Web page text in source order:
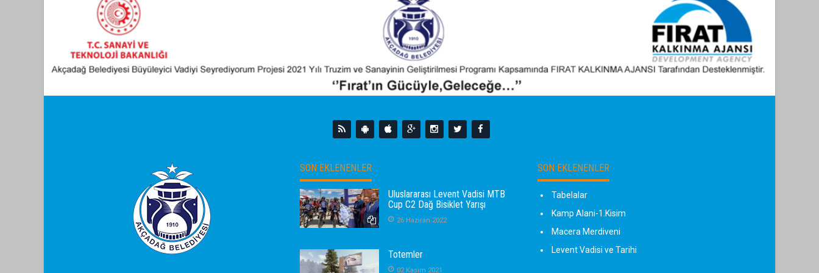
SON EKLENENLER
Uluslararası Levent Vadisi MTB
Cup C2 Dağ Bisiklet Yarışı
26 Haziran 2022
Totemler
02 Kasim 2021
SON EKLENENLER
Tabelalar
Kamp Alani-1.Kisim
Macera Merdiveni
Levent Vadisi ve Tarihi